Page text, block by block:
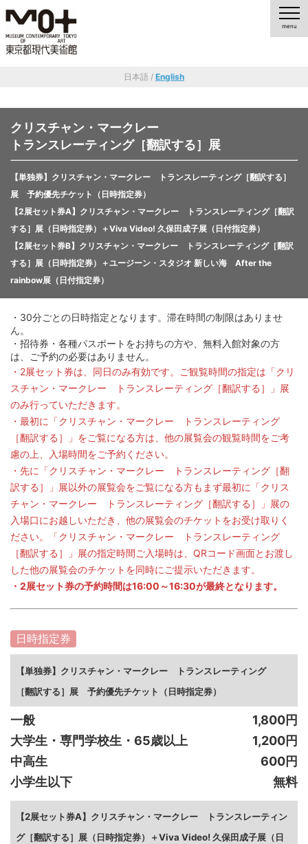
日本語 / English
クリスチャン・マークレー
トランスレーティング［翻訳する］展
【単独券】クリスチャン・マークレー トランスレーティング［翻訳する］
展 予約優先チケット（日時指定券）
【2展セット券A】クリスチャン・マークレー トランスレーティング［翻訳
する］展（日時指定券）＋Viva Video! 久保田成子展（日付指定券）
【2展セット券B】クリスチャン・マークレー トランスレーティング［翻訳
する］展（日時指定券）＋ユージーン・スタジオ 新しい海 After the
rainbow展（日付指定券）
・30分ごとの日時指定となります。滞在時間の制限はありませ
ん。
・招待券・各種パスポートをお持ちの方や、無料入館対象の方
は、ご予約の必要はありません。
・2展セット券は、同日のみ有効です。ご観覧時間の指定は「クリ
スチャン・マークレー トランスレーティング［翻訳する］」展
のみ行っていただきます。
・最初に「クリスチャン・マークレー トランスレーティング
［翻訳する］」をご覧になる方は、他の展覧会の観覧時間をご考
慮の上、入場時間をご予約ください。
・先に「クリスチャン・マークレー トランスレーティング［翻
訳する］」展以外の展覧会をご覧になる方もまず最初に「クリス
チャン・マークレー トランスレーティング［翻訳する］」展の
入場口にお越しいただき、他の展覧会のチケットをお受け取りく
ださい。「クリスチャン・マークレー トランスレーティング
［翻訳する］」展の指定時間ご入場時は、QRコード画面とお渡し
した他の展覧会のチケットを同時にご提示いただきます。
・2展セット券の予約時間は16:00～16:30が最終となります。
日時指定券
【単独券】クリスチャン・マークレー トランスレーティング
［翻訳する］展 予約優先チケット（日時指定券）
一般
1,800円
大学生・専門学校生・65歳以上
1,200円
中高生
600円
小学生以下
無料
【2展セット券A】クリスチャン・マークレー トランスレーティン
グ［翻訳する］展（日時指定券）＋Viva Video! 久保田成子展（日